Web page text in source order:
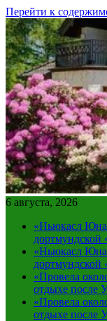
Перейти к
6 августа, 2026
«Ньюкасл
дортмундской
«Ньюкасл
дортмундской
«Провела
отдыхе после
«Провела
отдыхе после